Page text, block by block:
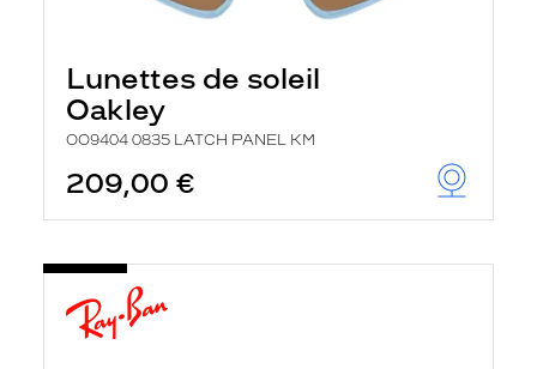
Lunettes de soleil
Oakley
OO9404 0835 LATCH PANEL KM
209,00 €